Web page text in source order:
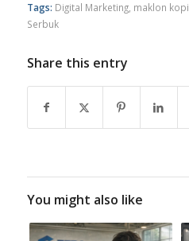
Tags: Digital Marketing, maklon kopi
Serbuk
Share this entry
You might also like